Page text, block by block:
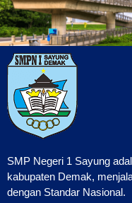
SMP Negeri 1 Sayung
kabupaten Demak,
dengan Standar Nasional.